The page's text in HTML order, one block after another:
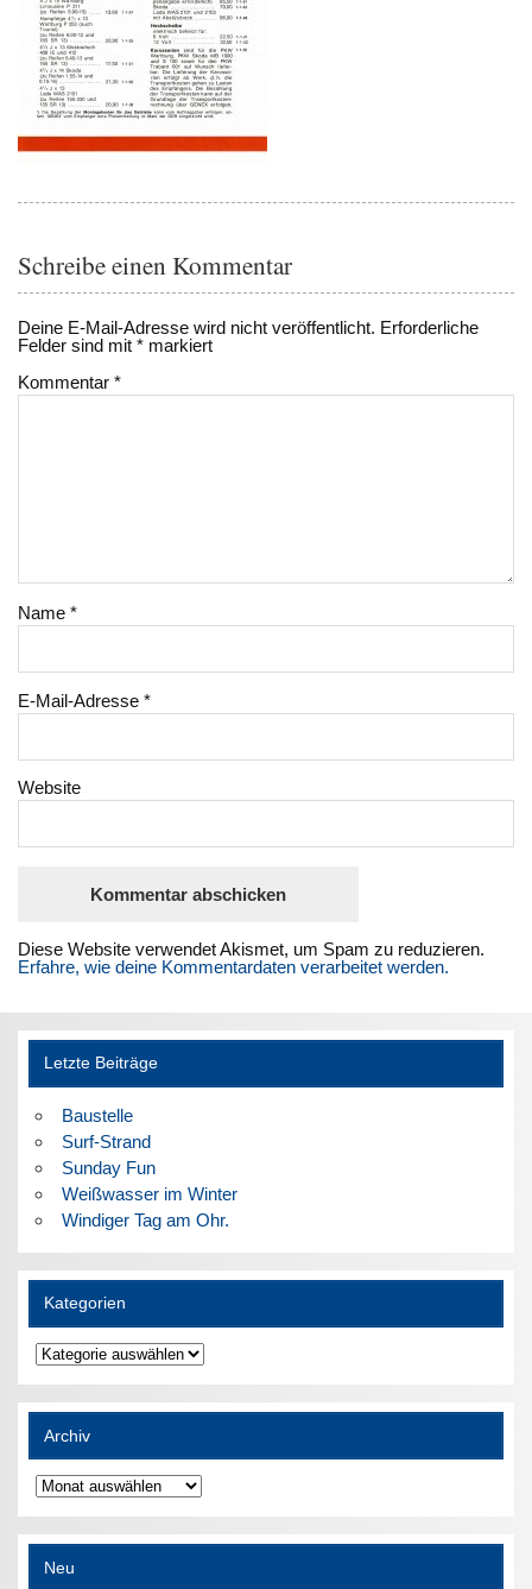
Schreibe einen Kommentar
Deine E-Mail-Adresse wird nicht veröffentlicht. Erforderliche
Felder sind mit* markiert
Kommentar*
Name*
E-Mail-Adresse*
Website
Diese Website verwendet Akismet, um Spam zu reduzieren.
Erfahre, wie deine Kommentardaten verarbeitet werden.
Letzte Beiträge
Baustelle
Surf-Strand
Sunday Fun
Weißwasser im Winter
Windiger Tag am Ohr.
Kategorien
Kategorien
Archiv
Archiv
Neu